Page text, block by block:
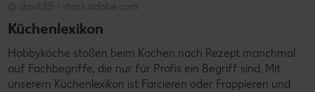
© davit85 - stock.adobe.com
Küchenlexikon
Hobbyköche stoßen beim Kochen nach Rezept manchmal
auf Fachbegriffe, die nur für Profis ein Begriff sind. Mit
unserem Küchenlexikon ist Farcieren oder Frappieren und